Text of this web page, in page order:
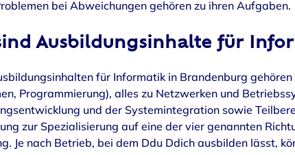
bei Abweichungen gehören zu ihren Aufgaben.
Ausbildungsinhalte für
für Informatik in Brandenburg
Programmierung), alles zu Netzwerken und
und der Systemintegration sowie
zur Spezialisierung auf eine der vier genannten
Je nach Betrieb, bei dem Ddu Ddich ausbilden lässt,